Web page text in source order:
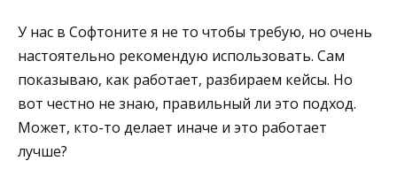
У нас в Софтоните я не то чтобы требую, но очень
настоятельно рекомендую использовать. Сам
показываю, как работает, разбираем кейсы. Но
вот честно не знаю, правильный ли это подход.
Может, кто-то делает иначе и это работает
лучше?